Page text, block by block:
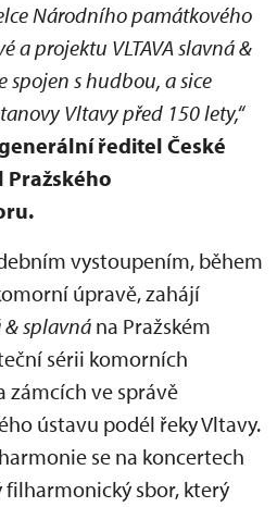
Národního památkového
a projektu VLTAVA slavná &
spojen s hudbou, a sice
Vltavy před 150 lety,“
ředitel České
vystoupením, během
úpravě, zahájí
& splavná na Pražském
sérii komorních
zámcích ve správě
ústavu podél řeky Vltavy.
se na koncertech
filharmonický sbor, který